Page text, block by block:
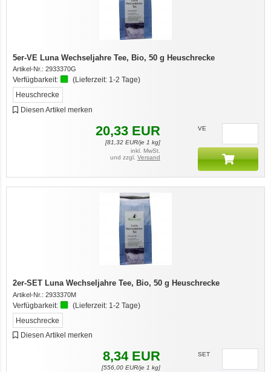
5er-VE Luna Wechseljahre Tee, Bio, 50 g Heuschrecke
Artikel-Nr.: 2933370G
Verfügbarkeit: (Lieferzeit: 1-2 Tage)
Heuschrecke
Diesen Artikel merken
20,33 EUR
[81,32EUR/je 1 kg]
inkl. MwSt.
und zzgl. Versand
VE
2er-SET Luna Wechseljahre Tee, Bio, 50 g Heuschrecke
Artikel-Nr.: 2933370M
Verfügbarkeit: (Lieferzeit: 1-2 Tage)
Heuschrecke
Diesen Artikel merken
8,34 EUR
[556,00EUR/je 1 kg]
SET